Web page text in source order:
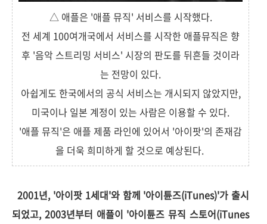
△ 애플은 '애플 뮤직' 서비스를 시작했다.
전 세계 100여개국에서 서비스를 시작한 애플뮤직은 향
후 '음악 스트리밍 서비스' 시장의 판도를 뒤흔들 것이라
는 전망이 있다.
아쉽게도 한국에서의 공식 서비스는 개시되지 않았지만,
미국이나 일본 계정이 있는 사람은 이용할 수 있다.
'애플 뮤직'은 애플 제품 라인에 있어서 '아이팟'의 존재감
을 더욱 희미하게 할 것으로 예상된다.
2001년, '아이팟 1세대'와 함께 '아이튠즈(iTunes)'가 출시
되었고, 2003년부터 애플이 '아이튠즈 뮤직 스토어(iTunes